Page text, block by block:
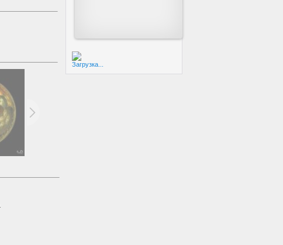
Загрузка...